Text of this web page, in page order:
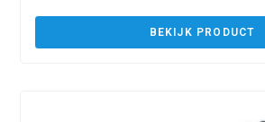
BEKIJK PRODUCT